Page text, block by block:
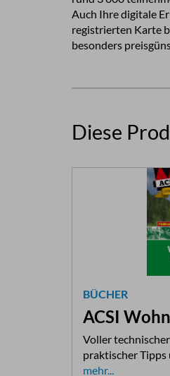
Auch Ihre digitale
registrierten Karte berechnen Ihnen die
besonders
Diese
BÜCHER
ACSI
Voller
praktischer Tipps
mehr...